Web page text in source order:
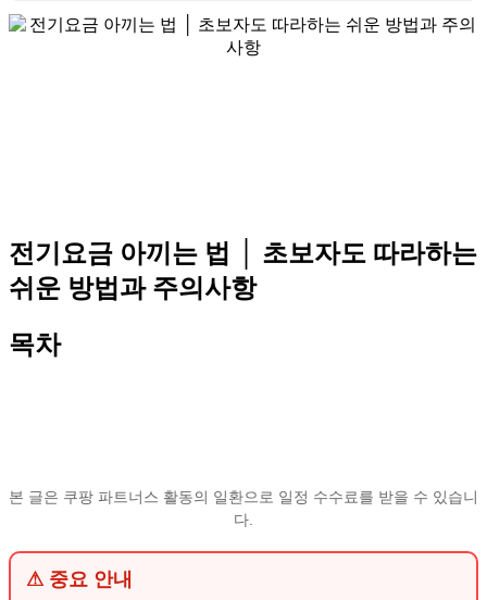
전기요금 아끼는 법 │ 초보자도 따라하는
쉬운 방법과 주의사항
목차
본 글은 쿠팡 파트너스 활동의 일환으로 일정 수수료를 받을 수 있습니
다.
⚠ 중요 안내